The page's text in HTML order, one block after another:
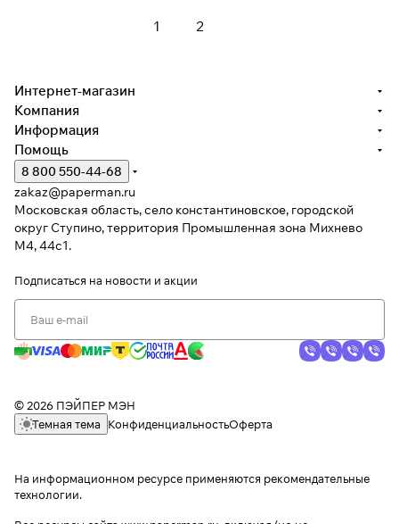
1 2
Интернет-магазин
Компания
Информация
Помощь
8 800 550-44-68
zakaz@paperman.ru
Московская область, село константиновское, городской
округ Ступино, территория Промышленная зона Михнево
М4, 44с1.
Подписаться на новости и акции
© 2026 ПЭЙПЕР МЭН
Темная тема
КонфиденциальностьОферта
На информационном ресурсе применяются рекомендательные
технологии.